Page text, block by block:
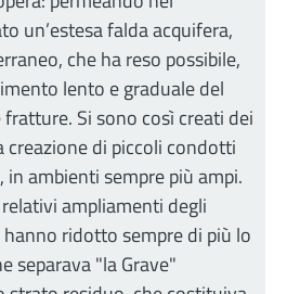
un’estesa falda acquifera,
che ha reso possibile,
lento e graduale del
Si sono così creati dei
di piccoli condotti
ambienti sempre più ampi.
ampliamenti degli
ridotto sempre di più lo
separava "la Grave"